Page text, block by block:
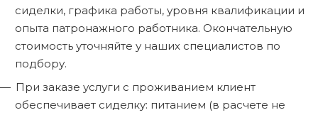
сиделки, графика работы, уровня квалификации и
опыта патронажного работника. Окончательную
стоимость уточняйте у наших специалистов по
подбору.
При заказе услуги с проживанием клиент
обеспечивает сиделку: питанием (в расчете не